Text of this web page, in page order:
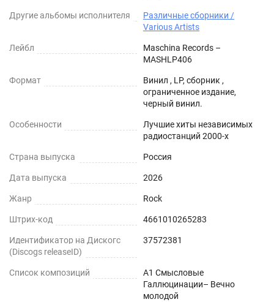
Другие альбомы исполнителя
Различные сборники /
Various Artists
Лейбл
Maschina Records –
MASHLP406
Формат
Винил , LP, сборник ,
ограниченное издание,
черный винил.
Особенности
Лучшие хиты независимых
радиостанций 2000-х
Страна выпуска Россия
Дата выпуска 2026
Жанр Rock
Штрих-код 4661010265283
Идентификатор на Дискогс
(Discogs releaseID)
37572381
Список композиций
А1 Смысловые
Галлюцинации– Вечно
молодой